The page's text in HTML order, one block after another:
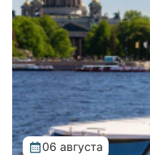
Водная экскурсия
теплоходе
06 августа